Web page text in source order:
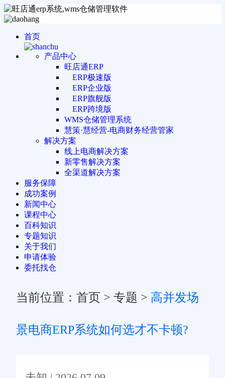
首页
产品中心
旺店通ERP
ERP极速版
ERP企业版
ERP旗舰版
ERP跨境版
WMS仓储管理系统
慧策·慧经营-电商财务经营管家
解决方案
线上电商解决方案
新零售解决方案
全渠道解决方案
服务保障
成功案例
新闻中心
课程中心
百科知识
专题知识
关于我们
申请体验
委托找仓
当前位置： 首页 > 专题 > 高并发场
景电商ERP系统如何选才不卡顿?